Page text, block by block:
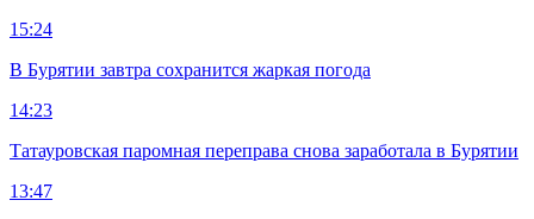
15:24
В Бурятии завтра сохранится жаркая погода
14:23
Татауровская паромная переправа снова заработала в Бурятии
13:47